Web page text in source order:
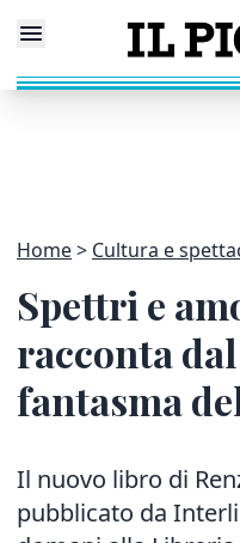
Home Cultura e
Spettri e
racconta
fantasma
Il nuovo libro di
pubblicato da